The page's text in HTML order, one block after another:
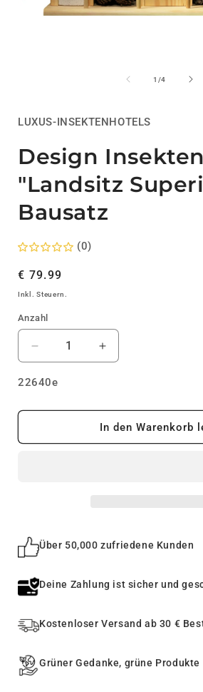
1 /von
4
LUXUS-INSEKTENHOTELS
Design
"Landsitz
Bausatz
(0)
Normaler
Preis
€ 79.99
Inkl. Steuern.
Anzahl
Verringere
die
Menge
Design
Insektenhotel
&quot;Landsitz
Erhöhe
die
Design
Insektenhotel
&quot;Landsitz
SKU:
22640e
In den Warenkorb
Über 50,000 zufriedene Kunden
Deine Zahlung ist sicher und
Kostenloser Versand ab 30 €
Grüner Gedanke, grüne Produkte